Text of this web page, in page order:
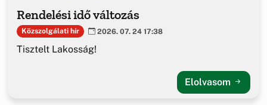
Rendelési idő változás
Közszolgálati hír 2026. 07. 24 17:38
Tisztelt Lakosság!
Elolvasom